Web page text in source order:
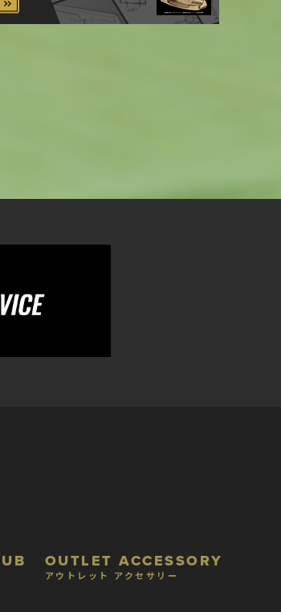
OUTLET ACCESSORY
アウトレット アクセサリー